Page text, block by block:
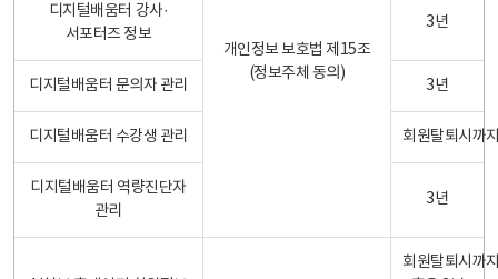
개인정보 보호법 제15조
(정보주체 동의)
디지털배움터 강사·
서포터즈 정보
3년
디지털배움터 문의자 관리 3년
디지털배움터 수강생 관리 회원탈퇴시까
디지털배움터 역량진단자
관리
3년
회원탈퇴시까